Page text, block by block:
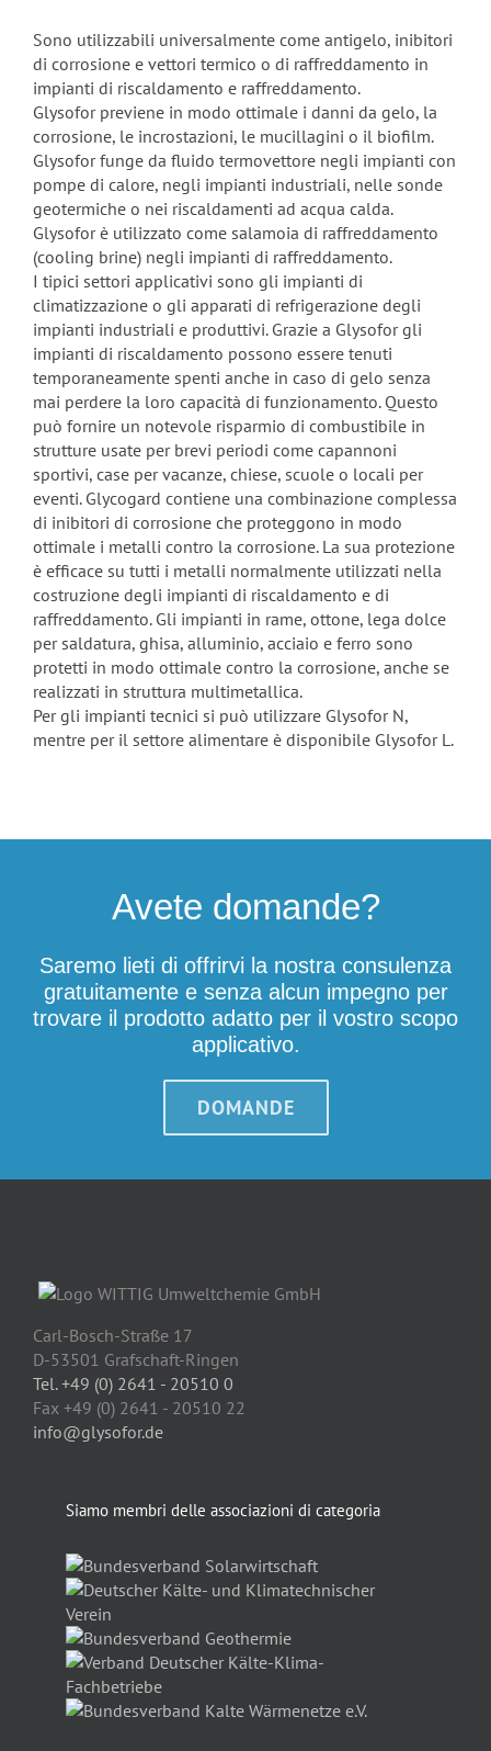
Sono utilizzabili universalmente come antigelo, inibitori
di corrosione e vettori termico o di raffreddamento in
impianti di riscaldamento e raffreddamento.
Glysofor previene in modo ottimale i danni da gelo, la
corrosione, le incrostazioni, le mucillagini o il biofilm.
Glysofor funge da fluido termovettore negli impianti con
pompe di calore, negli impianti industriali, nelle sonde
geotermiche o nei riscaldamenti ad acqua calda.
Glysofor è utilizzato come salamoia di raffreddamento
(cooling brine) negli impianti di raffreddamento.
I tipici settori applicativi sono gli impianti di
climatizzazione o gli apparati di refrigerazione degli
impianti industriali e produttivi. Grazie a Glysofor gli
impianti di riscaldamento possono essere tenuti
temporaneamente spenti anche in caso di gelo senza
mai perdere la loro capacità di funzionamento. Questo
può fornire un notevole risparmio di combustibile in
strutture usate per brevi periodi come capannoni
sportivi, case per vacanze, chiese, scuole o locali per
eventi. Glycogard contiene una combinazione complessa
di inibitori di corrosione che proteggono in modo
ottimale i metalli contro la corrosione. La sua protezione
è efficace su tutti i metalli normalmente utilizzati nella
costruzione degli impianti di riscaldamento e di
raffreddamento. Gli impianti in rame, ottone, lega dolce
per saldatura, ghisa, alluminio, acciaio e ferro sono
protetti in modo ottimale contro la corrosione, anche se
realizzati in struttura multimetallica.
Per gli impianti tecnici si può utilizzare Glysofor N,
mentre per il settore alimentare è disponibile Glysofor L.
Avete domande?
Saremo lieti di offrirvi la nostra consulenza
gratuitamente e senza alcun impegno per
trovare il prodotto adatto per il vostro scopo
applicativo.
DOMANDE
Carl-Bosch-Straße 17
D-53501 Grafschaft-Ringen
Tel. +49 (0) 2641 - 20510 0
Fax +49 (0) 2641 - 20510 22
info@glysofor.de
Siamo membri delle associazioni di categoria